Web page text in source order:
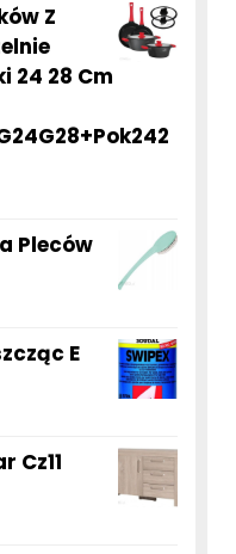
Z
24 28 Cm
Pleców
E
Cz11